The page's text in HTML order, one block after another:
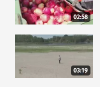
02:58
03:19